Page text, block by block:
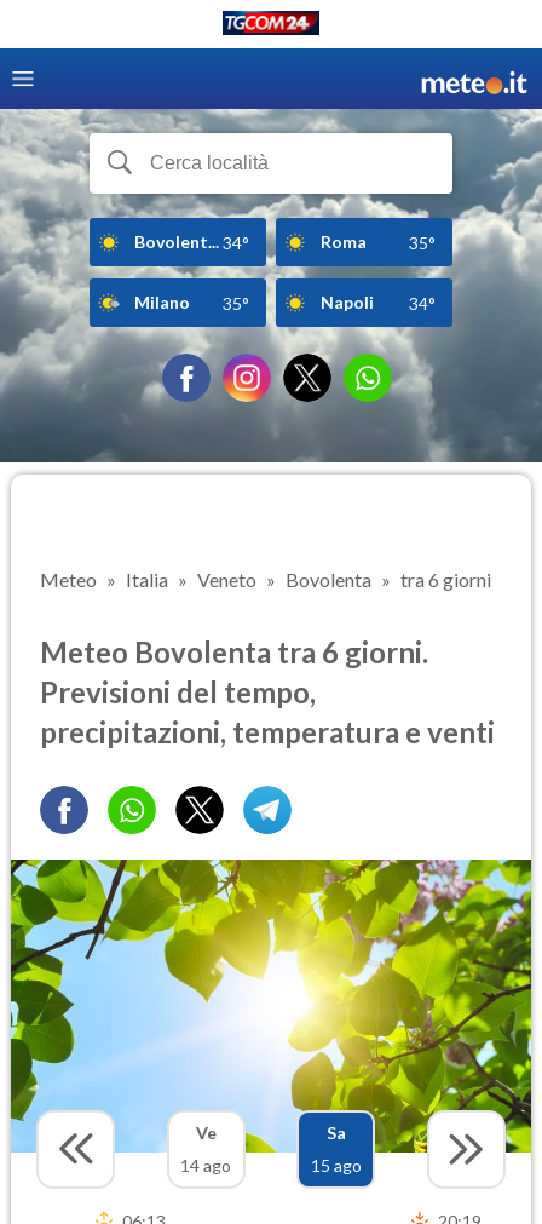
Bovolent...34° Roma 35°
Milano 35° Napoli 34°
Meteo Italia Veneto Bovolenta tra 6 giorni
Meteo Bovolenta tra 6 giorni.
Previsioni del tempo,
precipitazioni, temperatura e venti
Ve
14 ago
Sa
15 ago